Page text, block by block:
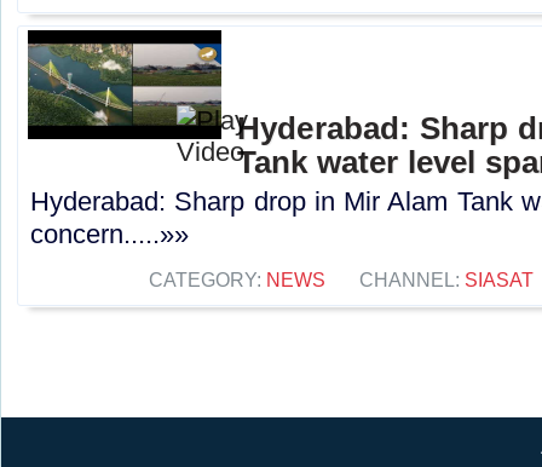
Hyderabad: Sharp
Tank water level
Hyderabad: Sharp drop in Mir Alam Tank
concern.....»»
CATEGORY: NEWS CHANNEL: SIASAT